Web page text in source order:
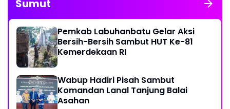
Sumut
Pemkab Labuhanbatu Gelar Aksi
Bersih-Bersih Sambut HUT Ke-81
Kemerdekaan RI
Wabup Hadiri Pisah Sambut
Komandan Lanal Tanjung Balai
Asahan